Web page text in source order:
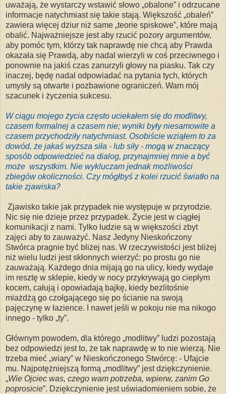
uważają, że wystarczy wstawić słowo „obalone” i odrzucane
informacje natychmiast się takie stają. Większość „obaleń”
zawiera więcej dziur niż same „teorie spiskowe”, które mają
obalić. Najważniejsze jest aby rzucić pozory argumentów,
aby pomóc tym, którzy tak naprawdę nie chcą aby Prawda
okazała się Prawdą, aby nadal wierzyli w coś przeciwnego i
ponownie na jakiś czas zanurzyli głowy na piasku. Tak czy
inaczej, będę nadal odpowiadać na pytania tych, których
umysły są otwarte i pozbawione ograniczeń. Wam mój
szacunek i życzenia sukcesu.
W ciągu mojego życia często uciekałem się do modlitwy,
czasem formalnej a czasem nie; wyniki były niesamowite a
czasem przychodziły natychmiast. Osobiście wziąłem to za
dowód, że jakaś wyższa siła - lub siły - mogą w znaczący
sposób odpowiedzieć na dialog, przynajmniej mnie a być
może wszystkim. Nie wykluczam jednak możliwości
zbiegów okoliczności. Czy mógłbyś z kolei rzucić światło na
takie zjawiska?
Zjawisko takie jak przypadek nie występuje w przyrodzie.
Nic się nie dzieje przez przypadek. Życie jest w ciągłej
komunikacji z nami. Tylko ludzie są w większości zbyt
zajęci aby to zauważyć. Nasz Jedyny Nieskończony
Stwórca pragnie być bliżej nas. W rzeczywistości jest bliżej
niż wielu ludzi jest skłonnych wierzyć: po prostu go nie
zauważają. Każdego dnia mijają go na ulicy, kiedy wydaje
im resztę w sklepie, kiedy w nocy przykrywają go ciepłym
kocem, całują i opowiadają bajkę, kiedy bezlitośnie
miażdżą go czołgającego się po ścianie na swoją
pajęczynę w łazience. I nawet jeśli w pokoju nie ma nikogo
innego - tylko „ty”.
Głównym powodem, dla którego „modlitwy” ludzi pozostają
bez odpowiedzi jest to, że tak naprawdę w to nie wierzą. Nie
trzeba mieć „wiary” w Nieskończonego Stwórcę: - Ufajcie
mu. Najpotężniejszą formą „modlitwy” jest dziękczynienie.
„Wie Ojciec was, czego wam potrzeba, wpierw, zanim Go
poprosicie”. Dziękczynienie jest uświadomieniem sobie, że